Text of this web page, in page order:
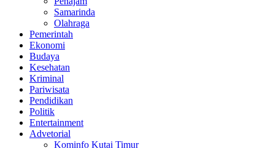
Samarinda
Olahraga
Pemerintah
Ekonomi
Budaya
Kesehatan
Kriminal
Pariwisata
Pendidikan
Politik
Entertainment
Advetorial
Kominfo Kutai Timur